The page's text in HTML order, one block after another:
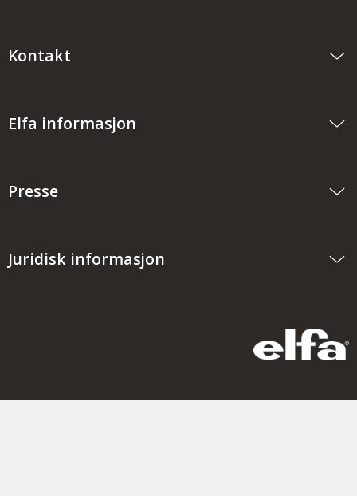
Kontakt
Elfa informasjon
Presse
Juridisk informasjon